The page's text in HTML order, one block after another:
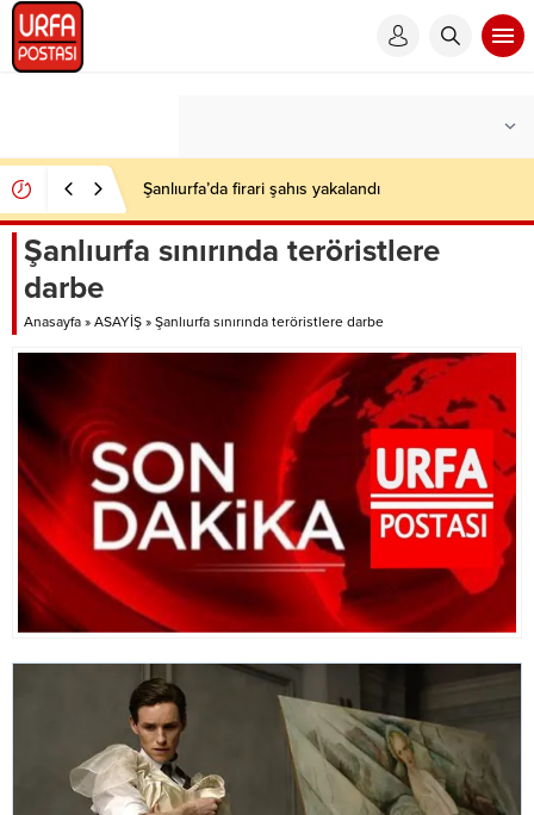
Şanlıurfa’da firari şahıs yakalandı
Şanlıurfa sınırında teröristlere
darbe
Anasayfa » ASAYİŞ » Şanlıurfa sınırında teröristlere darbe